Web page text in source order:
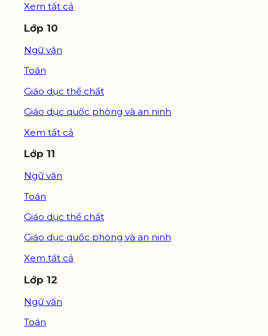
Xem tất cả
Lớp 10
Ngữ văn
Toán
Giáo dục thể chất
Giáo dục quốc phòng và an ninh
Xem tất cả
Lớp 11
Ngữ văn
Toán
Giáo dục thể chất
Giáo dục quốc phòng và an ninh
Xem tất cả
Lớp 12
Ngữ văn
Toán